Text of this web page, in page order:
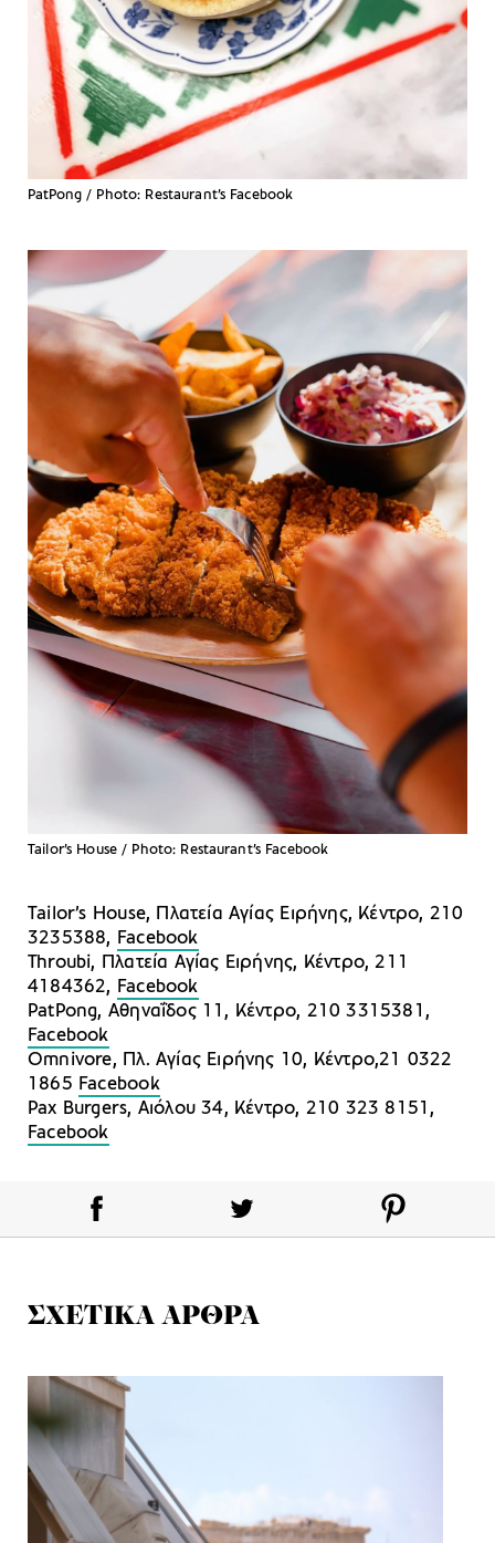
PatPong / Photo: Restaurant’s Facebook
Tailor’s House / Photo: Restaurant’s Facebook
Tailor’s House, Πλατεία Αγίας Ειρήνης, Κέντρο, 210
3235388, Facebook
Throubi, Πλατεία Αγίας Ειρήνης, Κέντρο, 211
4184362, Facebook
PatPong, Αθηναΐδος 11, Κέντρο, 210 3315381,
Facebook
Omnivore, Πλ. Αγίας Ειρήνης 10, Κέντρο,21 0322
1865 Facebook
Pax Burgers, Αιόλου 34, Κέντρο, 210 323 8151,
Facebook
ΣΧΕΤΙΚΑ ΑΡΘΡΑ